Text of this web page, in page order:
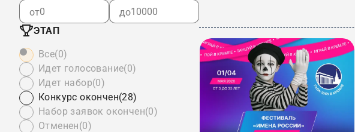
от
до
ЭТАП
Все(0)
Идет голосование(0)
Идет набор(0)
Конкурс окончен(28)
Набор заявок окончен(0)
Отменен(0)